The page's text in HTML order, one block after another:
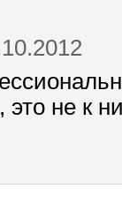
, это не к